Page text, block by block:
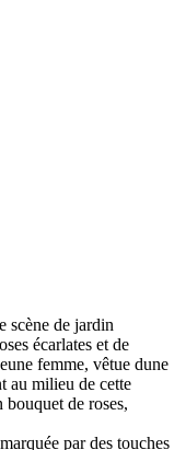
scène de jardin
écarlates et de
femme, vêtue dune
au milieu de cette
de roses,
par des touches